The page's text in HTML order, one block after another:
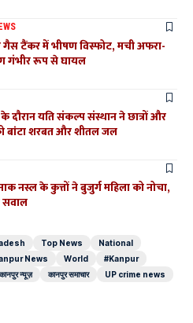
गैस टैंकर में भीषण विस्फोट, मची अफरा-
गंभीर रूप से घायल
के दौरान यति संकल्प संस्थान ने छात्रों और
बांटा शरबत और शीतल जल
नस्ल के कुत्तों ने बुजुर्ग महिला को नोचा,
सवाल
Top News
National
News World
#Kanpur
कानपुर न्यूज़ कानपुर समाचार UP crime news